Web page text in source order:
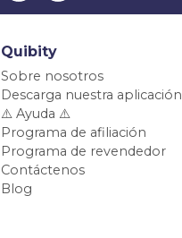
Quibity
Sobre nosotros
Descarga nuestra aplicación
⚠️ Ayuda ⚠️
Programa de afiliación
Programa de revendedor
Contáctenos
Blog